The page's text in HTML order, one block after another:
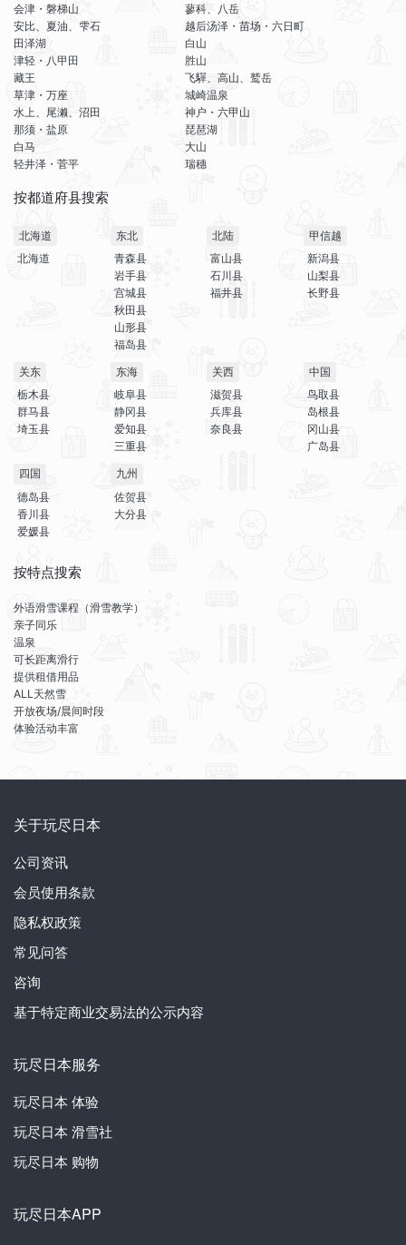
会津・磐梯山
安比、夏油、雫石
田泽湖
津轻・八甲田
藏王
草津・万座
水上、尾濑、沼田
那须・盐原
白马
轻井泽・菅平
蓼科、八岳
越后汤泽・苗场・六日町
白山
胜山
飞驒、高山、鹫岳
城崎温泉
神户・六甲山
琵琶湖
大山
瑞穗
按都道府县搜索
北海道
北海道
东北
青森县
岩手县
宫城县
秋田县
山形县
福岛县
北陆
富山县
石川县
福井县
甲信越
新潟县
山梨县
长野县
关东
栃木县
群马县
埼玉县
东海
岐阜县
静冈县
爱知县
三重县
关西
滋贺县
兵库县
奈良县
中国
鸟取县
岛根县
冈山县
广岛县
四国
德岛县
香川县
爱媛县
九州
佐贺县
大分县
按特点搜索
外语滑雪课程（滑雪教学）
亲子同乐
温泉
可长距离滑行
提供租借用品
ALL天然雪
开放夜场/晨间时段
体验活动丰富
关于玩尽日本
公司资讯
会员使用条款
隐私权政策
常见问答
咨询
基于特定商业交易法的公示内容
玩尽日本服务
玩尽日本 体验
玩尽日本 滑雪社
玩尽日本 购物
玩尽日本APP